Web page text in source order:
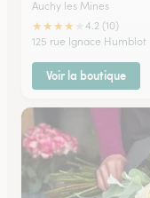
Auchy les Mines
★★★★
4.2 (10)
125 rue Ignace Humblot
Voir la boutique